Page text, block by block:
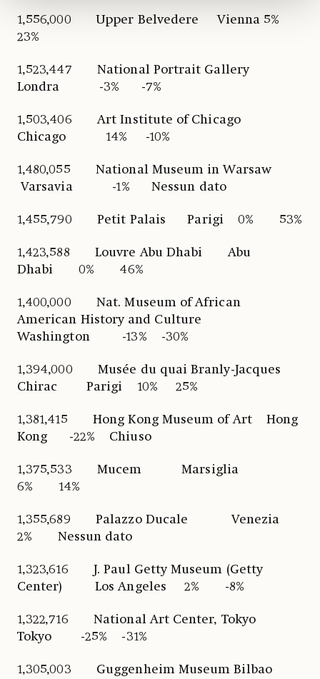
1,556,000 Upper Belvedere Vienna 5%
23%
1,523,447 National Portrait Gallery
Londra -3% -7%
1,503,406 Art Institute of Chicago
Chicago 14% -10%
1,480,055 National Museum in Warsaw
Varsavia -1% Nessun dato
1,455,790 Petit Palais Parigi 0% 53%
1,423,588 Louvre Abu Dhabi Abu
Dhabi 0% 46%
1,400,000 Nat. Museum of African
American History and Culture
Washington -13% -30%
1,394,000 Musée du quai Branly-Jacques
Chirac Parigi 10% 25%
1,381,415 Hong Kong Museum of Art Hong
Kong -22% Chiuso
1,375,533 Mucem Marsiglia
6% 14%
1,355,689 Palazzo Ducale Venezia
2% Nessun dato
1,323,616 J. Paul Getty Museum (Getty
Center) Los Angeles 2% -8%
1,322,716 National Art Center, Tokyo
Tokyo -25% -31%
1,305,003 Guggenheim Museum Bilbao